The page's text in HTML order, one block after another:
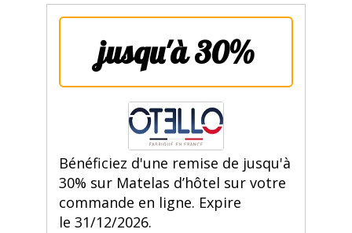
jusqu'à 30%
Bénéficiez d'une remise de jusqu'à
30% sur Matelas d’hôtel sur votre
commande en ligne. Expire
le 31/12/2026.